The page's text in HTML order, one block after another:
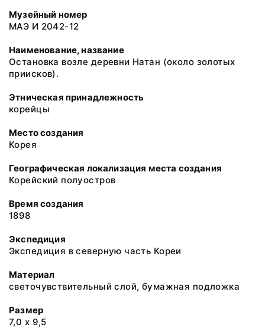
Музейный номер
МАЭ И 2042-12
Наименование, название
Остановка возле деревни Натан (около золотых
приисков).
Этническая принадлежность
корейцы
Место создания
Корея
Географическая локализация места создания
Корейский полуостров
Время создания
1898
Экспедиция
Экспедиция в северную часть Кореи
Материал
светочувствительный слой, бумажная подложка
Размер
7,0 х 9,5